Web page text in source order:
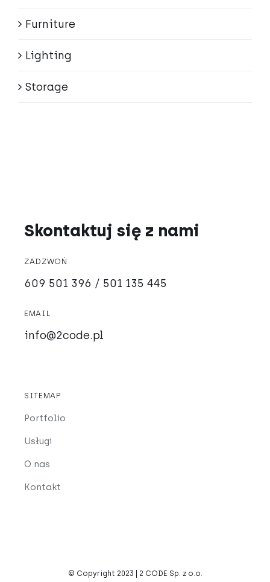
Furniture
Lighting
Storage
Skontaktuj się z nami
ZADZWOŃ
609 501 396 / 501 135 445
EMAIL
info@2code.pl
SITEMAP
Portfolio
Usługi
O nas
Kontakt
© Copyright 2023 | 2 CODE Sp. z o.o.